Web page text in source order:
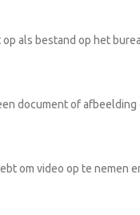
als bestand op het
document of
om video op te nemen